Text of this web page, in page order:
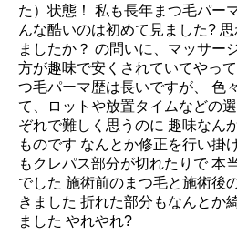
た）状態！ 私も長年まつ毛パー
んな酷いのは初めて見ました?
ましたか？ の問いに、マッサー
方が趣味で安くされていてやっ
つ毛パーマ歴は長いですが、 色
て、ロットや放置タイムなどの
ぞれで難しく思うのに 趣味なん
ものです なんとか修正を行い掛
もクレパス部分が切れたりで 本
でした 施術前のまつ毛と施術後
きました 折れた部分もなんとか
ました やれやれ?